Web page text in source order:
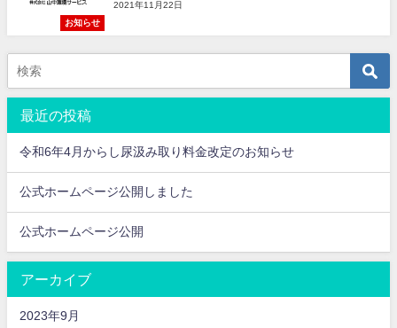
お知らせ
2021年11月22日
最近の投稿
令和6年4月からし尿汲み取り料金改定のお知らせ
公式ホームページ公開しました
公式ホームページ公開
アーカイブ
2023年9月